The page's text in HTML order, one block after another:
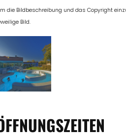
die Bildbeschreibung und das Copyright
Bild.